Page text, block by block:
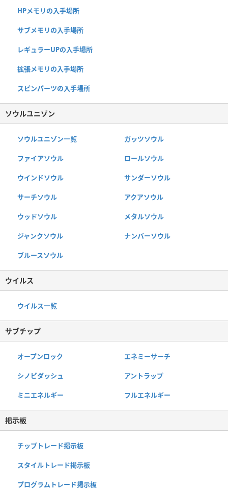
HPメモリの入手場所
サブメモリの入手場所
レギュラーUPの入手場所
拡張メモリの入手場所
スピンパーツの入手場所
ソウルユニゾン
ソウルユニゾン一覧 ガッツソウル
ファイアソウル ロールソウル
ウインドソウル サンダーソウル
サーチソウル アクアソウル
ウッドソウル メタルソウル
ジャンクソウル ナンバーソウル
ブルースソウル
ウイルス
ウイルス一覧
サブチップ
オープンロック エネミーサーチ
シノビダッシュ アントラップ
ミニエネルギー フルエネルギー
掲示板
チップトレード掲示板
スタイルトレード掲示板
プログラムトレード掲示板